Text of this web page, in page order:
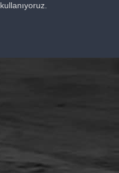
kullanıyoruz.